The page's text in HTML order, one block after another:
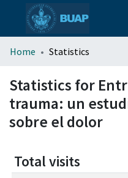
menu.section.about_menu
All of DSpace
Home Statistics
Statistics for
trauma: un
sobre el dolor
Total visits